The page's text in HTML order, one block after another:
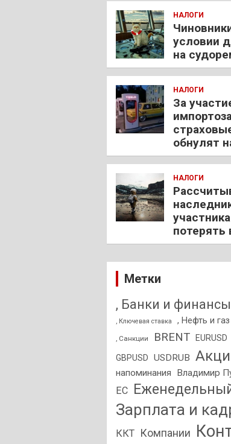
НАЛОГИ
условии
на
НАЛОГИ
За
обнулят
НАЛОГИ
потерять
Метки
, Банки и финансы
, Ключевая ставка , Нефть и газ
, Санкции BRENT EURUSD
GBPUSD USDRUB
напоминания
Владимир
ЕС
Зарплата и
ККТ Компании